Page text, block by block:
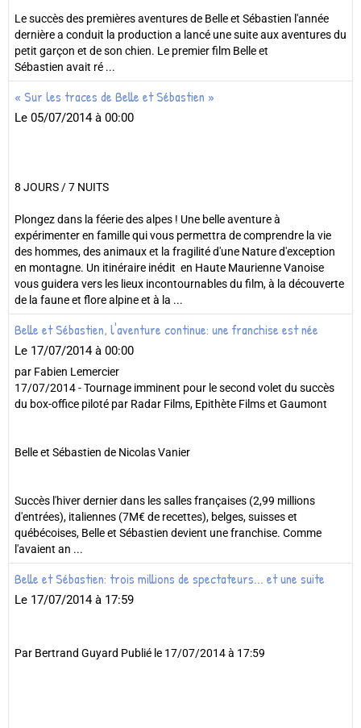
Le succès des premières aventures de Belle et Sébastien l'année
dernière a conduit la production a lancé une suite aux aventures du
petit garçon et de son chien. Le premier film Belle et
Sébastien avait ré ...
« Sur les traces de Belle et Sébastien »
Le 05/07/2014 à 00:00
8 JOURS / 7 NUITS
Plongez dans la féerie des alpes ! Une belle aventure à
expérimenter en famille qui vous permettra de comprendre la vie
des hommes, des animaux et la fragilité d'une Nature d'exception
en montagne. Un itinéraire inédit en Haute Maurienne Vanoise
vous guidera vers les lieux incontournables du film, à la découverte
de la faune et flore alpine et à la ...
Belle et Sébastien, l'aventure continue: une franchise est née
Le 17/07/2014 à 00:00
par Fabien Lemercier
17/07/2014 - Tournage imminent pour le second volet du succès
du box-office piloté par Radar Films, Epithète Films et Gaumont
Belle et Sébastien de Nicolas Vanier
Succès l'hiver dernier dans les salles françaises (2,99 millions
d'entrées), italiennes (7M€ de recettes), belges, suisses et
québécoises, Belle et Sébastien devient une franchise. Comme
l'avaient an ...
Belle et Sébastien: trois millions de spectateurs... et une suite
Le 17/07/2014 à 17:59
Par Bertrand Guyard Publié le 17/07/2014 à 17:59